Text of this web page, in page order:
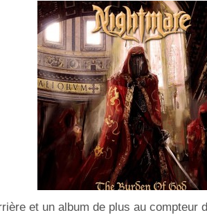
et un album de plus au compteur